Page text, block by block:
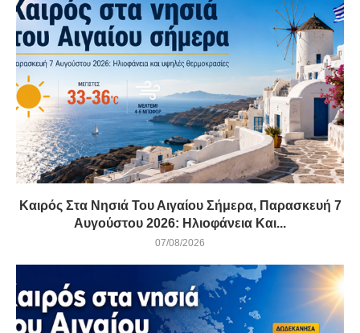
Καιρός Στα Νησιά Του Αιγαίου Σήμερα, Παρασκευή 7
Αυγούστου 2026: Ηλιοφάνεια Και...
07/08/2026